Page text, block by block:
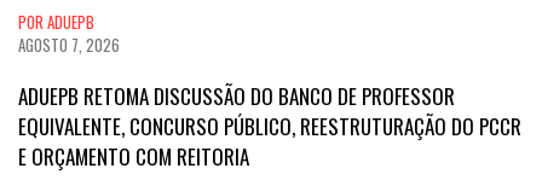
POR ADUEPB
AGOSTO 7, 2026
ADUEPB RETOMA DISCUSSÃO DO BANCO DE PROFESSOR
EQUIVALENTE, CONCURSO PÚBLICO, REESTRUTURAÇÃO DO PCCR
E ORÇAMENTO COM REITORIA